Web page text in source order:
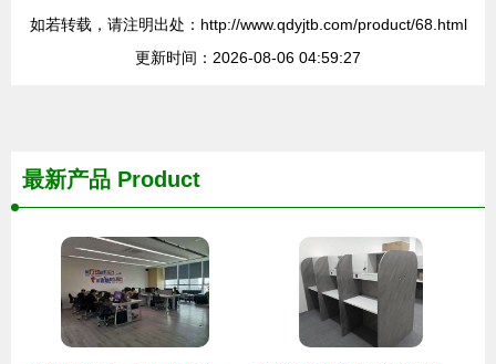
如若转载，请注明出处：http://www.qdyjtb.com/product/68.html
更新时间：2026-08-06 04:59:27
最新产品 Product